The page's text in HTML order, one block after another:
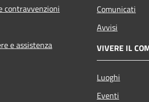
contravvenzioni
e assistenza
Comunicati
Avvisi
VIVERE IL
Luoghi
Eventi